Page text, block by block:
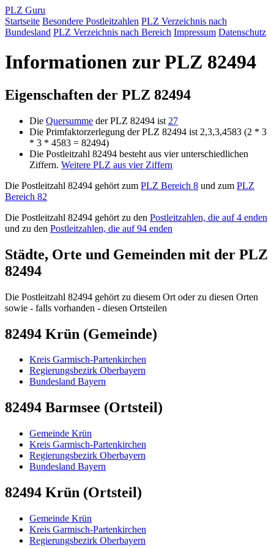
PLZ Guru
Startseite Besondere Postleitzahlen PLZ Verzeichnis nach
Bundesland PLZ Verzeichnis nach Bereich Impressum Datenschutz
Informationen zur PLZ 82494
Eigenschaften der PLZ 82494
Die Quersumme der PLZ 82494 ist 27
Die Primfaktorzerlegung der PLZ 82494 ist 2,3,3,4583 (2 * 3
* 3 * 4583 = 82494)
Die Postleitzahl 82494 besteht aus vier unterschiedlichen
Ziffern. Weitere PLZ aus vier Ziffern
Die Postleitzahl 82494 gehört zum PLZ Bereich 8 und zum PLZ
Bereich 82
Die Postleitzahl 82494 gehört zu den Postleitzahlen, die auf 4 enden
und zu den Postleitzahlen, die auf 94 enden
Städte, Orte und Gemeinden mit der PLZ
82494
Die Postleitzahl 82494 gehört zu diesem Ort oder zu diesen Orten
sowie - falls vorhanden - diesen Ortsteilen
82494 Krün (Gemeinde)
Kreis Garmisch-Partenkirchen
Regierungsbezirk Oberbayern
Bundesland Bayern
82494 Barmsee (Ortsteil)
Gemeinde Krün
Kreis Garmisch-Partenkirchen
Regierungsbezirk Oberbayern
Bundesland Bayern
82494 Krün (Ortsteil)
Gemeinde Krün
Kreis Garmisch-Partenkirchen
Regierungsbezirk Oberbayern